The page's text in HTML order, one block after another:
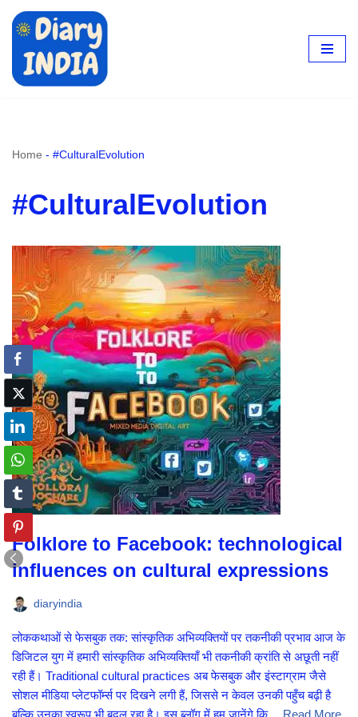
content
Home - #CulturalEvolution
#CulturalEvolution
Folklore to Facebook: technological
influences on cultural expressions
diaryindia
लोककथाओं से फेसबुक तक: सांस्कृतिक अभिव्यक्तियों पर तकनीकी प्रभाव आज के
डिजिटल युग में हमारी सांस्कृतिक अभिव्यक्तियाँ भी तकनीकी क्रांति से अछूती नहीं
रही हैं। Traditional cultural practices अब फेसबुक और इंस्टाग्राम जैसे
सोशल मीडिया प्लेटफॉर्म्स पर दिखने लगी हैं, जिससे न केवल उनकी पहुँच बढ़ी है
बल्कि उनका स्वरूप भी बदल रहा है। इस ब्लॉग में हम जानेंगे कि… Read More